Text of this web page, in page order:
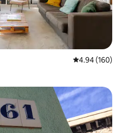
औसत रेटिंग 5 में से
4.94 (160)